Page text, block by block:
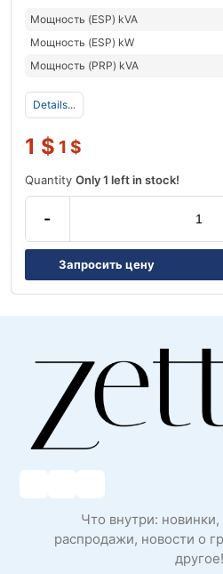
Мощность (ESP) kVA
Мощность (ESP) kW
Мощность (PRP) kVA
Details...
1 $ 1 $
Quantity Only 1 left in stock!
-
Запросить цену
Что внутри:
распродажи, новости о
другое!